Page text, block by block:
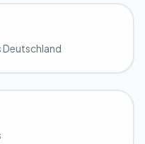
Deutschland